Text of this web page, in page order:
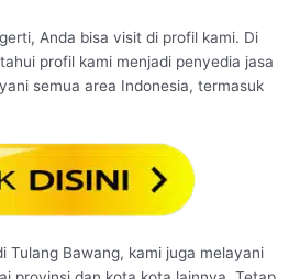
Anda bisa visit di profil kami. Di
profil kami menjadi penyedia jasa
semua area Indonesia, termasuk
Tulang Bawang, kami juga melayani